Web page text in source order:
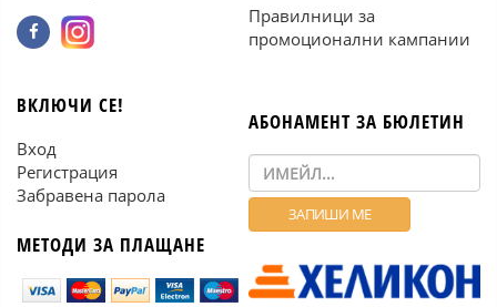
Правилници за
промоционални кампании
ВКЛЮЧИ СЕ!
Вход
Регистрация
Забравена парола
МЕТОДИ ЗА ПЛАЩАНЕ
АБОНАМЕНТ ЗА БЮЛЕТИН